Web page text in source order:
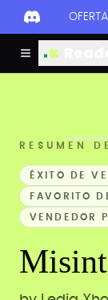
RESUMEN
ÉXITO DE
FAVORITO
VENDEDOR